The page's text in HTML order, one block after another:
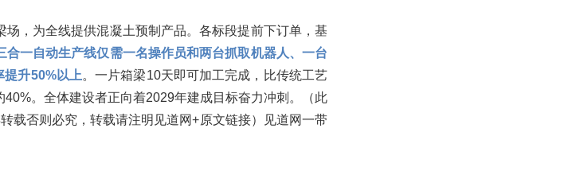
，为全线提供混凝土预制产品。各标段提前下订单，基
合一自动生产线仅需一名操作员和两台抓取机器人、一台
提升50%以上。一片箱梁10天即可加工完成，比传统工艺
。全体建设者正向着2029年建成目标奋力冲刺。（此
载否则必究，转载请注明见道网+原文链接）见道网一带